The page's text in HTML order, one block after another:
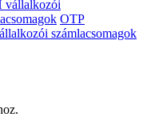
OTP
számlacsomagok